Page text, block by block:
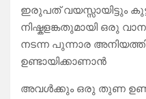
ഇരുപത് വയസ്സായിട്ടും
നിഷ്കളങ്കതുമായി ഒരു
നടന്ന പുന്നാര
ഉണ്ടായിക്കാണാൻ
അവൾക്കും ഒരു തുണ